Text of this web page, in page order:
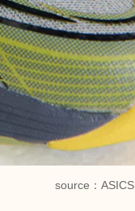
source：ASICS